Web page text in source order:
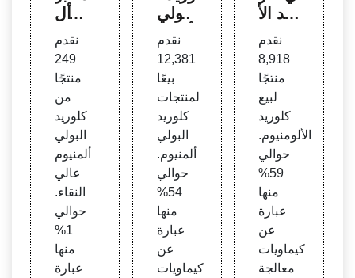
لي أل
عالي
النقاء،
كلوري
د البو
لي أل
منيوم
نقدم
249
منتجًا
من
كلوريد
البولي
ألمنيوم
عالي
النقاء.
حوالي
1%
منها
عبارة
لبولي
م، بيع
كلوري
د البو
لي أل
منيوم
نقدم
12,381
بيعًا
لمنتجات
كلوريد
البولي
ألمنيوم.
حوالي
54%
منها
عبارة
عن
كيماويات
ريد الأ
م، بول
ي كلو
ريد الأ
لومنيو
م
نقدم
8,918
منتجًا
لبيع
كلوريد
الألومنيوم.
حوالي
59%
منها
عبارة
عن
كيماويات
معالجة